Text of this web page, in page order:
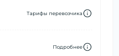
Тарифы перевозчика
Подробнее